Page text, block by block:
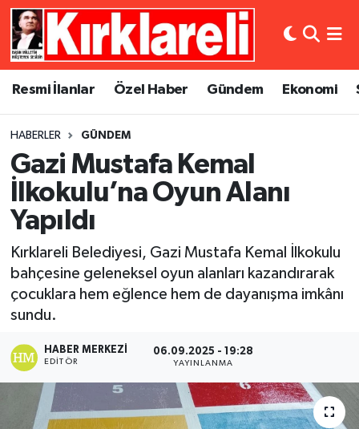
Resmi İlanlar Özel Haber Gündem Ekonomi
HABERLER GÜNDEM
Gazi Mustafa Kemal
İlkokulu’na Oyun Alanı
Yapıldı
Kırklareli Belediyesi, Gazi Mustafa Kemal İlkokulu
bahçesine geleneksel oyun alanları kazandırarak
çocuklara hem eğlence hem de dayanışma imkânı
sundu.
HABER MERKEZI
EDITÖR
06.09.2025 - 19:28
YAYINLANMA
Resmi İlanlar
Gündem
Ekonomi
Siyaset
Spor
Asayiş
Dünya
Eğitim
Kültür Sanat
Magazin
Sağlık
Künye
Gizlilik Sözleşmesi
Merkez Nöbetçi Eczaneler
Merkez Trafik Yoğunluk Haritası
Süper Lig Puan Durumu ve Fikstür
Tüm Manşetler
Son Dakika Haberleri